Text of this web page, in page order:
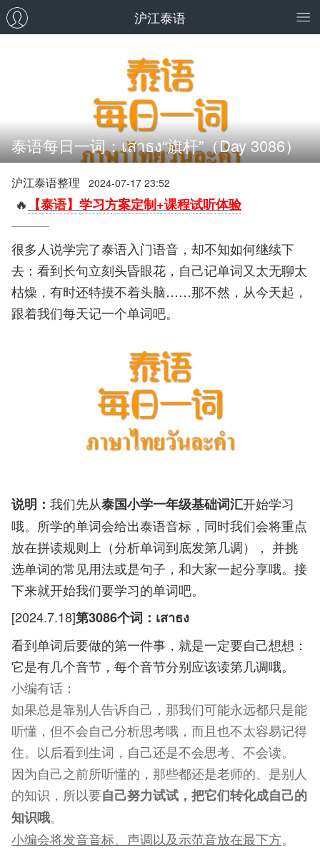
沪江泰语
泰语每日一词：เสาธง“旗杆”（Day 3086）
沪江泰语整理 2024-07-17 23:52
🔥 【泰语】学习方案定制+课程试听体验
很多人说学完了泰语入门语音，却不知如何继续下
去：看到长句立刻头昏眼花，自己记单词又太无聊太
枯燥，有时还特摸不着头脑……那不然，从今天起，
跟着我们每天记一个单词吧。
说明： 我们先从泰国小学一年级基础词汇开始学习
哦。所学的单词会给出泰语音标，同时我们会将重点
放在拼读规则上（分析单词到底发第几调）， 并挑
选单词的常见用法或是句子，和大家一起分享哦。接
下来就开始我们要学习的单词吧。
[2024.7.18]第3086个词：เสาธง
看到单词后要做的第一件事，就是一定要自己想想：
它是有几个音节，每个音节分别应该读第几调哦。
小编有话：
如果总是靠别人告诉自己，那我们可能永远都只是能
听懂，但不会自己分析思考哦，而且也不太容易记得
住。 以后看到生词，自己还是不会思考、不会读。
因为自己之前所听懂的，那些都还是老师的、是别人
的知识，所以要自己努力试试，把它们转化成自己的
知识哦。
小编会将发音音标、声调以及示范音放在最下方。